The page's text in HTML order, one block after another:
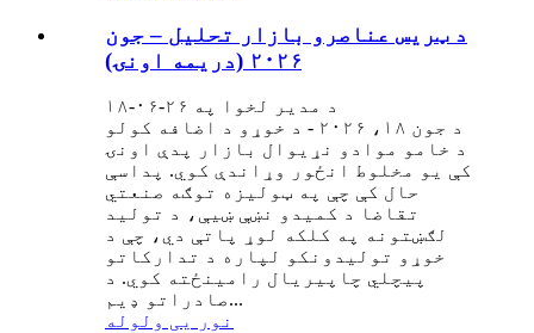
د ټریس عناصرو بازار تحلیل – جون
۲۰۲۶ (دریمه اونۍ)
د مدیر لخوا په ۲۶-۰۶-۱۸
د جون ۱۸، ۲۰۲۶ - د خوړو د اضافه کولو
د خامو موادو نړیوال بازار پدې اونۍ
کې یو مخلوط انځور وړاندې کوي. پداسې
حال کې چې په ټولیزه توګه صنعتي
تقاضا د کمیدو نښې ښیې، د تولید
لګښتونه په کلکه لوړ پاتې دي، چې د
خوړو تولیدونکو لپاره د تدارکاتو
پیچلي چاپیریال رامینځته کوي. د
صادراتو ډیم...
نور یی ولوله